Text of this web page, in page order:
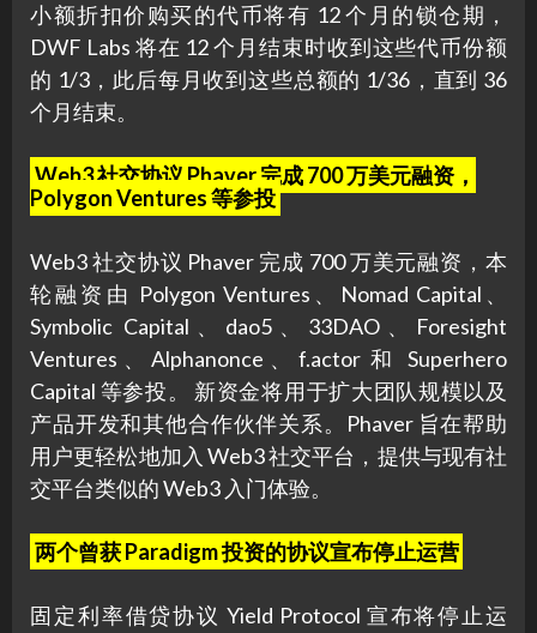
小额折扣价购买的代币将有 12 个月的锁仓期，
DWF Labs 将在 12 个月结束时收到这些代币份额
的 1/3，此后每月收到这些总额的 1/36，直到 36
个月结束。
Web3 社交协议 Phaver 完成 700 万美元融资，
Polygon Ventures 等参投
Web3 社交协议 Phaver 完成 700 万美元融资，本
轮融资由 Polygon Ventures、Nomad Capital、
Symbolic Capital、dao5、33DAO、Foresight
Ventures、Alphanonce、f.actor 和 Superhero
Capital 等参投。 新资金将用于扩大团队规模以及
产品开发和其他合作伙伴关系。Phaver 旨在帮助
用户更轻松地加入 Web3 社交平台，提供与现有社
交平台类似的 Web3 入门体验。
两个曾获 Paradigm 投资的协议宣布停止运营
固定利率借贷协议 Yield Protocol 宣布将停止运